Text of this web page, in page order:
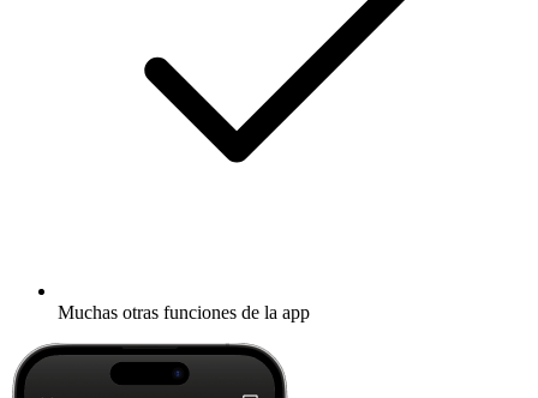
Muchas otras funciones de la app